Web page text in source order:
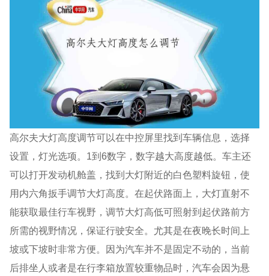
高尔夫大灯高度调节可以在中控屏里找到车辆信息，选择
设置，灯光选项。1到6数字，数字越大高度越低。车主还
可以打开发动机舱盖，找到大灯附近的白色塑料旋钮，使
用内六角扳手调节大灯高度。在起伏路面上，大灯直射不
能获取最佳行车视野，调节大灯高低可照射到起伏路前方
所需的视野情况，保证行驶安全。尤其是在夜晚长时间上
坡或下坡时非常方便。因为汽车并不是固定不动的，当前
后排坐人或者是在行李箱放置较重物品时，汽车会因为悬